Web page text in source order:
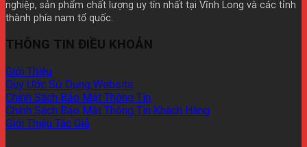
nghiệp, sản phẩm chất lượng uy tín nhất tại Vĩnh Long và các tỉnh
thành phía nam tổ quốc.
THÔNG TIN ĐIỀU KHOẢN
Giới Thiệu
Quy Ước Sử Dụng Website
Chính Sách Bảo Mật Thông Tin
Chính Sách Bảo Mật Thông Tin Khách Hàng
Giới Thiệu Tác Giả